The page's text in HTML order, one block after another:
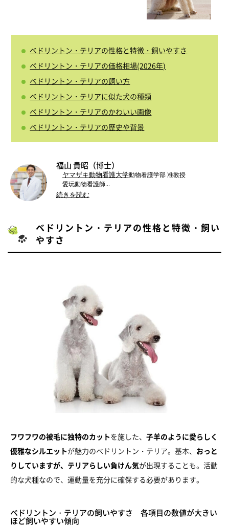
ベドリントン・テリアの性格と特徴・飼いやすさ
ベドリントン・テリアの価格相場(2026年)
ベドリントン・テリアの飼い方
ベドリントン・テリアに似た犬の種類
ベドリントン・テリアのかわいい画像
ベドリントン・テリアの歴史や背景
福山 貴昭（博士）
ヤマザキ動物看護大学動物看護学部 准教授
愛玩動物看護師
ドッググルーミングスペシャリスト
『トリマーのためのベーシック・テクニック』
緑書房 ／『明るい老犬生活―今日からできる頑張りす
ぎない12のこと』文一総合出版
続きを読む
ベドリントン・テリアの性格と特徴・飼い
やすさ
フワフワの被毛に独特のカットを施した、 子羊のように愛らしく
優雅なシルエットが魅力のベドリントン・テリア。基本、 おっと
りしていますが、テリアらしい負けん気が出現することも。活動
的な犬種なので、運動量を充分に確保する必要があります。
ベドリントン・テリアの飼いやすさ 各項目の数値が大きい
ほど飼いやすい傾向